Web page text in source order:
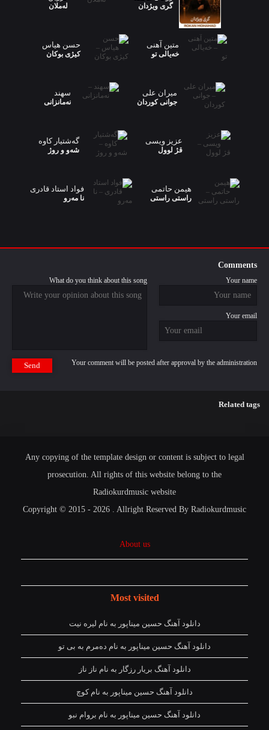
گری ویژدان لەملان
متین آهنی
خەیالی تو
حسن هیاس
کیژی بوکان
میران علی
جوانی کوردان
سهند
نەمانزانی
عزیز ویسی
قژ لوول
گەشتیار کاوە
شەو و روژ
هیمن حاتمی
راستی راستی
فواد استاد قادری
نا مەرو
Comments
Your name
Your email
What do you think about this song
Your comment will be posted after approval by the administration
Send
Related tags
Any copying of the template design or content is subject to legal
prosecution. All rights of this website belong to the
Radiokurdmusic website
Copyright © 2015 - 2026 . Allright Reserved By Radiokurdmusic
About us
Most visited
دانلود آهنگ حسین میناپور به نام لیره نیت
دانلود آهنگ حسین میناپور به نام دەمرم بە بی تو
دانلود آهنگ بریار رزگار به نام ناز ناز
دانلود آهنگ حسین میناپور به نام کوچ
دانلود آهنگ حسین میناپور به نام بروام نبو